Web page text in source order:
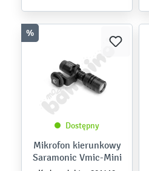
%
Dostępny
Mikrofon kierunkowy
Saramonic Vmic-Mini